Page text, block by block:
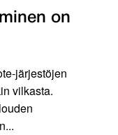
on
järjestöjen
vilkasta.